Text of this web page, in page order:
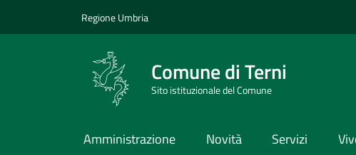
Regione Umbria
Comune di Terni
Sito istituzionale del Comune
Amministrazione Novità Servizi